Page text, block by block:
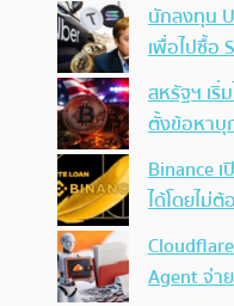
นักลงทุน
เพื่อไปซื้อ
สหรัฐฯ เริ่
ตั้งข้อหาบุ
Binance
ได้โดยไม่
Agent จ่า